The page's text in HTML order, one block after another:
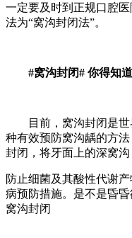
一定要及时到正规口腔医
法为“窝沟封闭法”。
#窝沟封闭# 你得知道
目前，窝沟封闭是世
种有效预防窝沟龋的方法
封闭，将牙面上的深窝沟
防止细菌及其酸性代谢产
病预防措施。 是不是昏昏
窝沟封闭